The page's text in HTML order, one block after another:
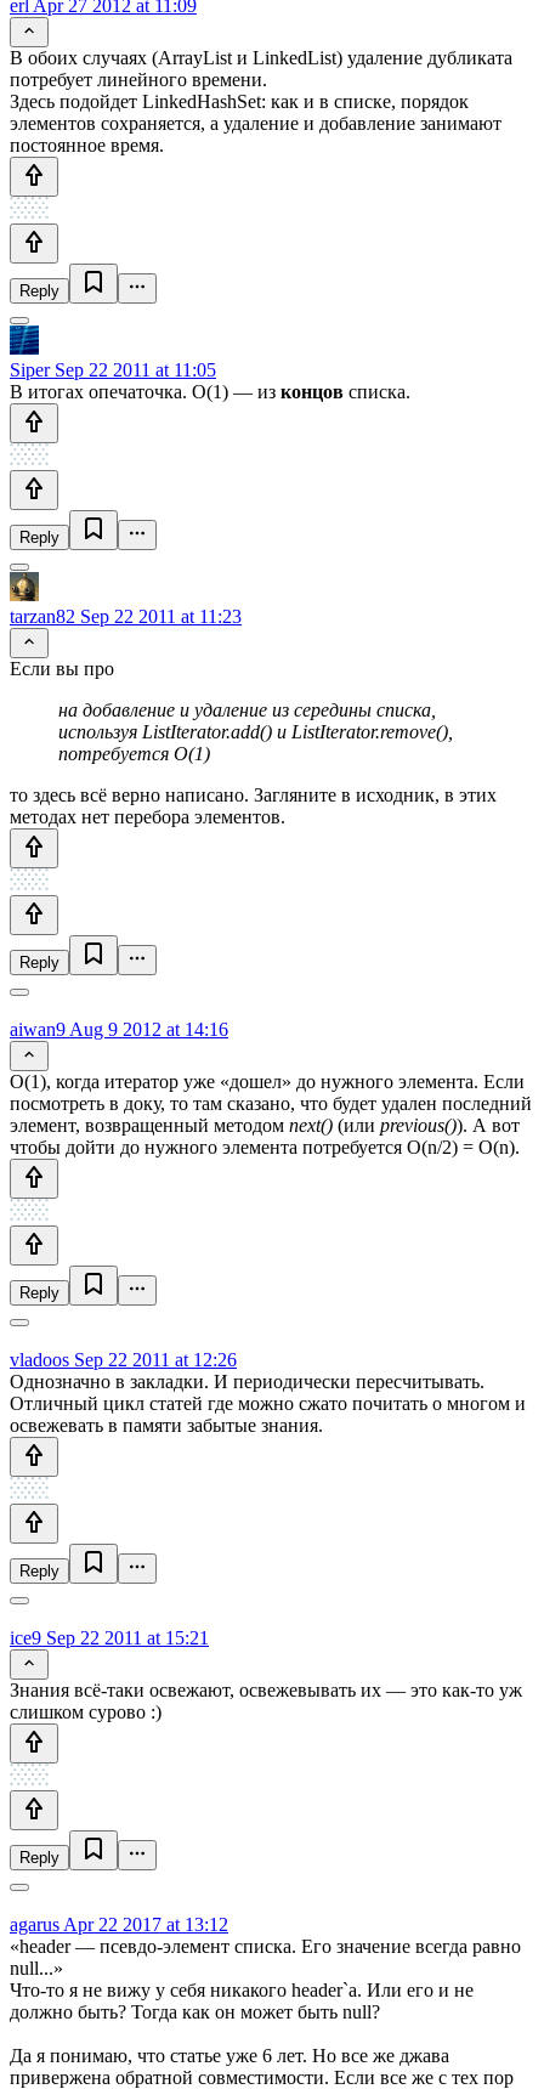
erl Apr 27 2012 at 11:09
В обоих случаях (ArrayList и LinkedList) удаление дубликата
потребует линейного времени.
Здесь подойдет LinkedHashSet: как и в списке, порядок
элементов сохраняется, а удаление и добавление занимают
постоянное время.
Reply
SiperSep 22 2011 at 11:05
В итогах опечаточка. O(1) — из концов списка.
Reply
tarzan82 Sep 22 2011 at 11:23
Если вы про
на добавление и удаление из середины списка,
используя ListIterator.add() и ListIterator.remove(),
потребуется O(1)
то здесь всё верно написано. Загляните в исходник, в этих
методах нет перебора элементов.
Reply
aiwan9 Aug 9 2012 at 14:16
O(1), когда итератор уже «дошел» до нужного элемента. Если
посмотреть в доку, то там сказано, что будет удален последний
элемент, возвращенный методом next() (или previous()). А вот
чтобы дойти до нужного элемента потребуется О(n/2) = O(n).
Reply
vladoos Sep 22 2011 at 12:26
Однозначно в закладки. И периодически пересчитывать.
Отличный цикл статей где можно сжато почитать о многом и
освежевать в памяти забытые знания.
Reply
ice9 Sep 22 2011 at 15:21
Знания всё-таки освежают, освежевывать их — это как-то уж
слишком сурово :)
Reply
agarus Apr 22 2017 at 13:12
«header — псевдо-элемент списка. Его значение всегда равно
null...»
Что-то я не вижу у себя никакого header`а. Или его и не
должно быть? Тогда как он может быть null?
Да я понимаю, что статье уже 6 лет. Но все же джава
привержена обратной совместимости. Если все же с тех пор